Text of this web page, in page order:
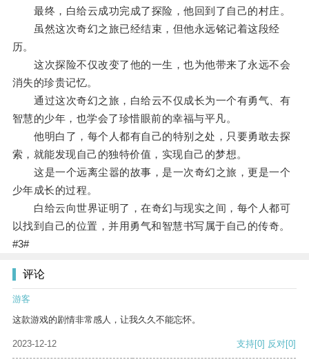
最终，白给云成功完成了探险，他回到了自己的村庄。
虽然这次奇幻之旅已经结束，但他永远铭记着这段经
历。
这次探险不仅改变了他的一生，也为他带来了永远不会
消失的珍贵记忆。
通过这次奇幻之旅，白给云不仅成长为一个有勇气、有
智慧的少年，也学会了珍惜眼前的幸福与平凡。
他明白了，每个人都有自己的特别之处，只要勇敢去探
索，就能发现自己的独特价值，实现自己的梦想。
这是一个远离尘嚣的故事，是一次奇幻之旅，更是一个
少年成长的过程。
白给云向世界证明了，在奇幻与现实之间，每个人都可
以找到自己的位置，并用勇气和智慧书写属于自己的传奇。
#3#
评论
游客
这款游戏的剧情非常感人，让我久久不能忘怀。
2023-12-12 支持[0] 反对[0]